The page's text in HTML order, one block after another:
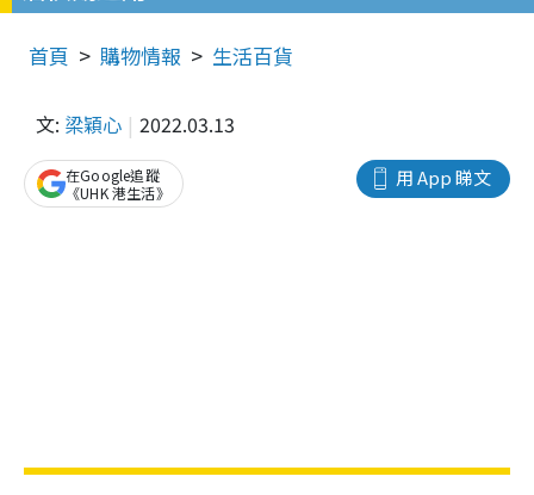
首頁 購物情報 生活百貨
文: 梁穎心 2022.03.13
用 App 睇文
在Google追蹤
《UHK 港生活》